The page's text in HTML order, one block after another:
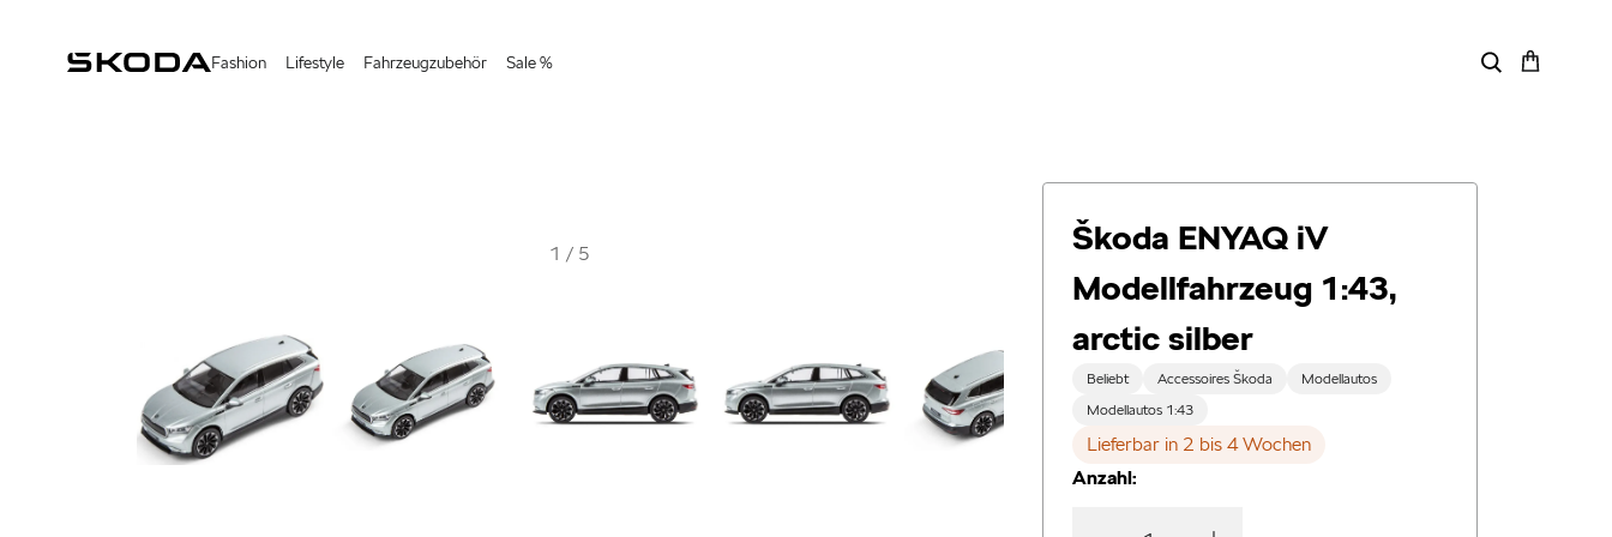
Fashion Lifestyle Fahrzeugzubehör Sale %
1 / 5
Škoda ENYAQ iV
Modellfahrzeug 1:43,
arctic silber
Beliebt Accessoires Škoda
Modellautos
Modellautos 1:43
Lieferbar in 2 bis 4 Wochen
Anzahl: